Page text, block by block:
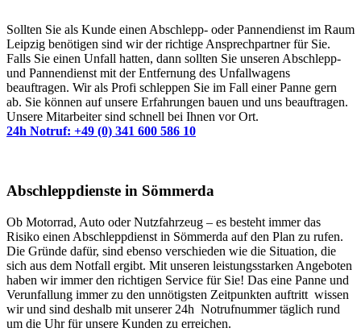
Sollten Sie als Kunde einen Abschlepp- oder Pannendienst im Raum
Leipzig benötigen sind wir der richtige Ansprechpartner für Sie.
Falls Sie einen Unfall hatten, dann sollten Sie unseren Abschlepp-
und Pannendienst mit der Entfernung des Unfallwagens
beauftragen. Wir als Profi schleppen Sie im Fall einer Panne gern
ab. Sie können auf unsere Erfahrungen bauen und uns beauftragen.
Unsere Mitarbeiter sind schnell bei Ihnen vor Ort.
24h Notruf: +49 (0) 341 600 586 10
Abschleppdienste in Sömmerda
Ob Motorrad, Auto oder Nutzfahrzeug – es besteht immer das
Risiko einen Abschleppdienst in Sömmerda auf den Plan zu rufen.
Die Gründe dafür, sind ebenso verschieden wie die Situation, die
sich aus dem Notfall ergibt. Mit unseren leistungsstarken Angeboten
haben wir immer den richtigen Service für Sie! Das eine Panne und
Verunfallung immer zu den unnötigsten Zeitpunkten auftritt wissen
wir und sind deshalb mit unserer 24h Notrufnummer täglich rund
um die Uhr für unsere Kunden zu erreichen.